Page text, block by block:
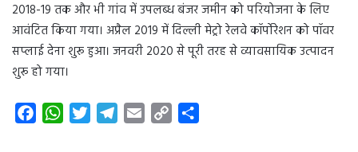
2018-19 तक और भी गांव में उपलब्ध बंजर जमीन को परियोजना के लिए
आवंटित किया गया। अप्रैल 2019 में दिल्ली मेट्रो रेलवे कॉर्पोरेशन को पॉवर
सप्लाई देना शुरू हुआ। जनवरी 2020 से पूरी तरह से व्यावसायिक उत्पादन
शुरू हो गया।
W